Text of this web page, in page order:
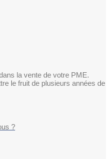
la vente de votre PME.
le fruit de plusieurs années de
?